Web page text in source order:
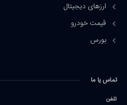
ارزهای دیجیتال
قیمت خودرو
بورس
تماس یا ما
تلفن